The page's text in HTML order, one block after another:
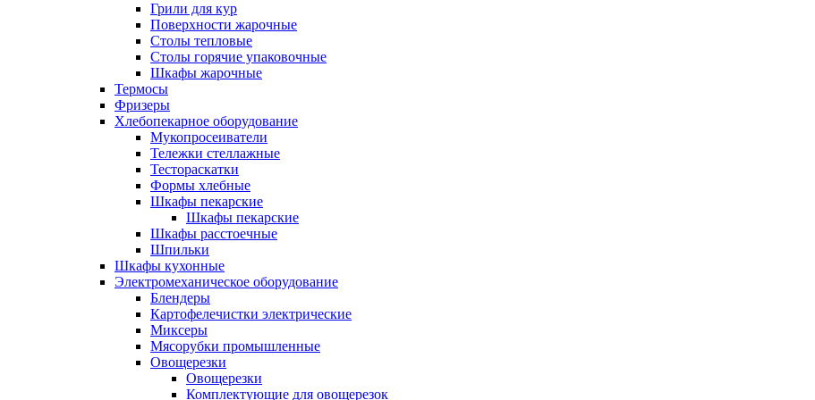
Грили для кур
Поверхности жарочные
Столы тепловые
Столы горячие упаковочные
Шкафы жарочные
Термосы
Фризеры
Хлебопекарное оборудование
Мукопросеиватели
Тележки стеллажные
Тестораскатки
Формы хлебные
Шкафы пекарские
Шкафы пекарские
Шкафы расстоечные
Шпильки
Шкафы кухонные
Электромеханическое оборудование
Блендеры
Картофелечистки электрические
Миксеры
Мясорубки промышленные
Овощерезки
Овощерезки
Комплектующие для овощерезок